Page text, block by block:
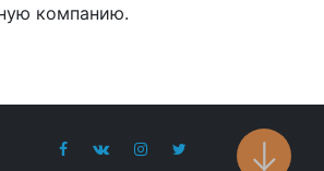
компанию.